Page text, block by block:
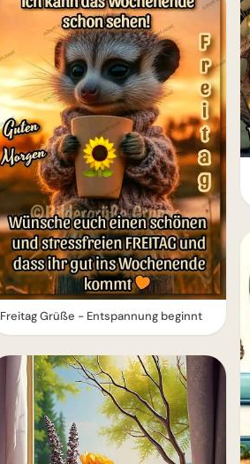
Freitag Grüße - Entspannung beginnt